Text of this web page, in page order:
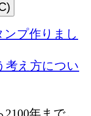
ンプ作りまし
考え方につい